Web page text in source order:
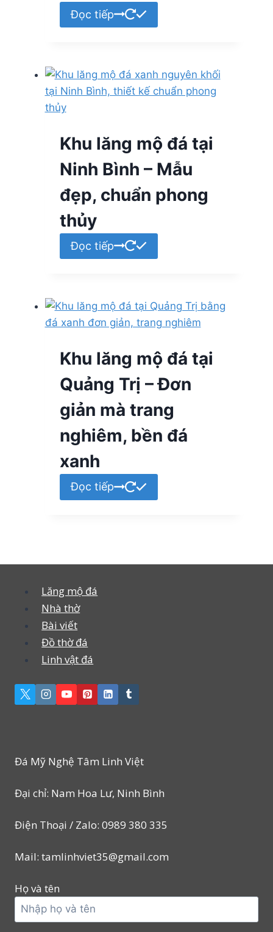
Đọc tiếp
Khu lăng mộ đá tại
Ninh Bình – Mẫu
đẹp, chuẩn phong
thủy
Đọc tiếp
Khu lăng mộ đá tại
Quảng Trị – Đơn
giản mà trang
nghiêm, bền đá
xanh
Đọc tiếp
Lăng mộ đá
Nhà thờ
Bài viết
Đồ thờ đá
Linh vật đá
Đá Mỹ Nghệ Tâm Linh Việt
Đại chỉ: Nam Hoa Lư, Ninh Bình
Điện Thoại / Zalo: 0989 380 335
Mail: tamlinhviet35@gmail.com
Họ và tên